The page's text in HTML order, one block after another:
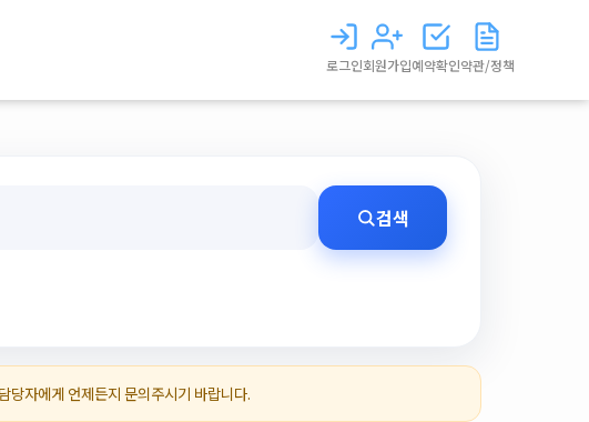
로그인회원가입예약확인약관/정책
검색
자에게 언제든지 문의주시기 바랍니다.